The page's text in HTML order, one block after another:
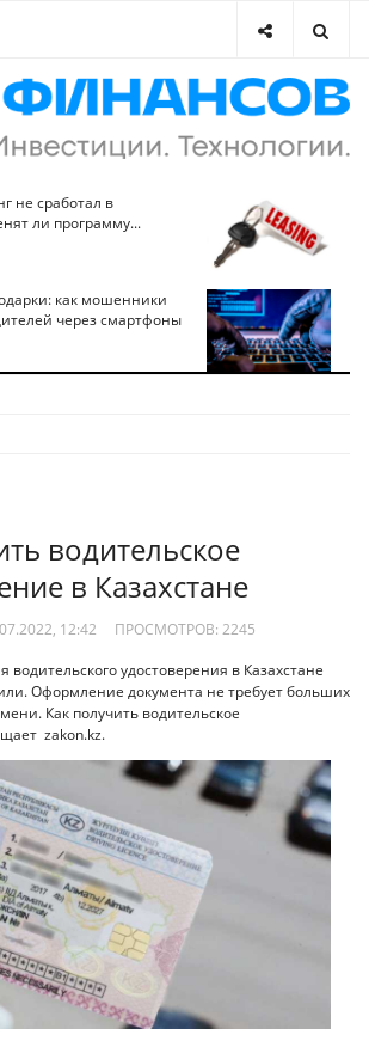
не сработал в
ли программу...
как мошенники
через смартфоны
водительское
в Казахстане
12:42 ПРОСМОТРОВ: 2245
водительского удостоверения в Казахстане
Оформление документа не требует больших
Как получить водительское
zakon.kz.